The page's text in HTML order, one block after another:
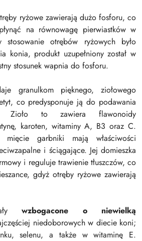
ryżowe zawierają dużo fosforu, co
na równowagę pierwiastków w
otrębów ryżowych było
konia, produkt uzupełniony został w
stosunek wapnia do fosforu.
granulkom pięknego, ziołowego
co predysponuje ją do podawania
Zioło to zawiera flawonoidy
karoten, witaminy A, B3 oraz C.
garbniki mają właściwości
i ściągające. Jej domieszka
i reguluje trawienie tłuszczów, co
gdyż otręby ryżowe zawierają
wzbogacone o niewielką
niedoborowych w diecie koni;
selenu, a także w witaminę E.